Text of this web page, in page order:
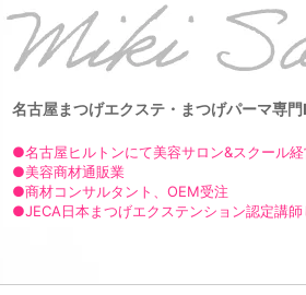
名古屋まつげエクステ・まつげパーマ専
●名古屋ヒルトンにて美容サロン&スクール
●美容商材通販業
●商材コンサルタント、OEM受注
●JECA日本まつげエクステンション認定講師